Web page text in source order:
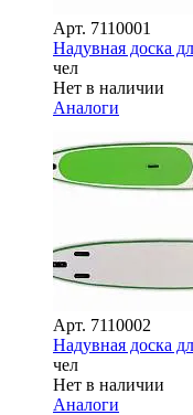
Арт. 7110001
Надувная доска
чел
Нет в наличии
Аналоги
Арт. 7110002
Надувная доска
чел
Нет в наличии
Аналоги